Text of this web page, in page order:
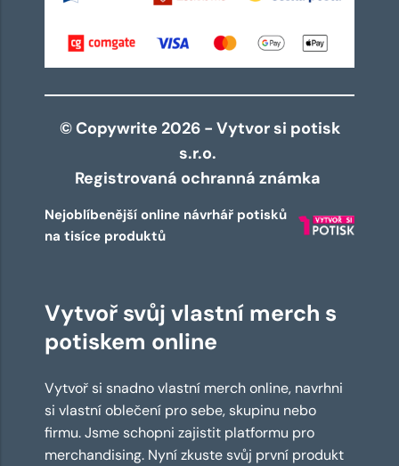
© Copywrite 2026 - Vytvor si potisk
s.r.o.
Registrovaná ochranná známka
Nejoblíbenější online návrhář potisků
na tisíce produktů
Vytvoř svůj vlastní merch s
potiskem online
Vytvoř si snadno vlastní merch online, navrhni
si vlastní oblečení pro sebe, skupinu nebo
firmu. Jsme schopni zajistit platformu pro
merchandising. Nyní zkuste svůj první produkt